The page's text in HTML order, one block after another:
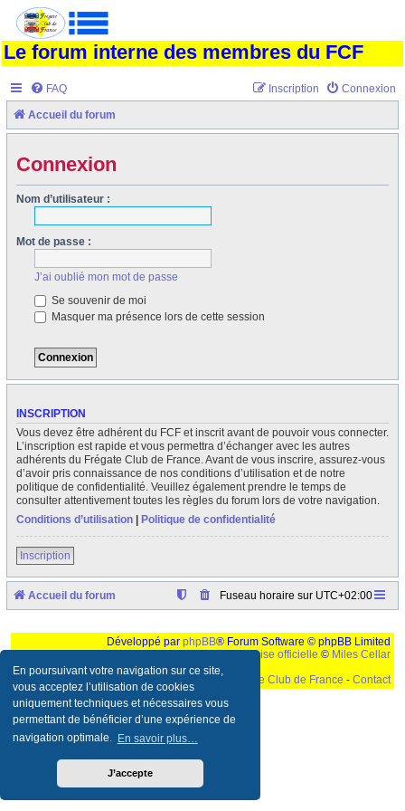
En poursuivant votre navigation sur ce site,
vous acceptez l’utilisation de cookies
uniquement techniques et nécessaires vous
permettant de bénéficier d’une expérience de
navigation optimale. En savoir plus…
J’accepte
Le forum interne des membres du FCF
FAQ Connexion
Inscription
Accueil du forum
Connexion
Nom d’utilisateur :
Mot de passe :
J’ai oublié mon mot de passe
Se souvenir de moi
Masquer ma présence lors de cette session
INSCRIPTION
Vous devez être adhérent du FCF et inscrit avant de pouvoir vous connecter.
L’inscription est rapide et vous permettra d’échanger avec les autres
adhérents du Frégate Club de France. Avant de vous inscrire, assurez-vous
d’avoir pris connaissance de nos conditions d’utilisation et de notre
politique de confidentialité. Veuillez également prendre le temps de
consulter attentivement toutes les règles du forum lors de votre navigation.
Conditions d’utilisation
Politique de confidentialité
Inscription
Accueil du forum Fuseau horaire sur UTC+02:00
Développé par phpBB® Forum Software © phpBB Limited
Traduction française officielle © Miles Cellar
Le Frégate Club de France - Contact
Ceci est un texte de remplissage qui n'a pour but que forcer l'elargissement de la div page...
Ben oui, quand on veut pas d'un "site optimise pour une resolution de 1024x768 et
parametres d'affichage pas defaut de votre navigateur" faut bien trouver des paliatifs !